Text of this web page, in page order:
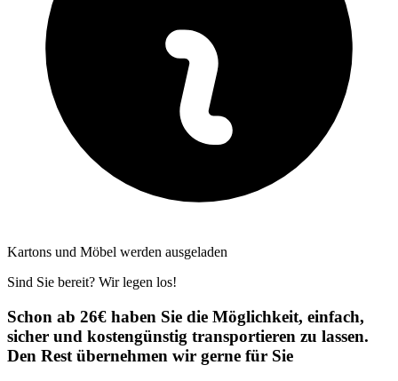
Kartons und Möbel werden ausgeladen
Sind Sie bereit? Wir legen los!
Schon ab 26€ haben Sie die Möglichkeit, einfach,
sicher und kostengünstig transportieren zu lassen.
Den Rest übernehmen wir gerne für Sie